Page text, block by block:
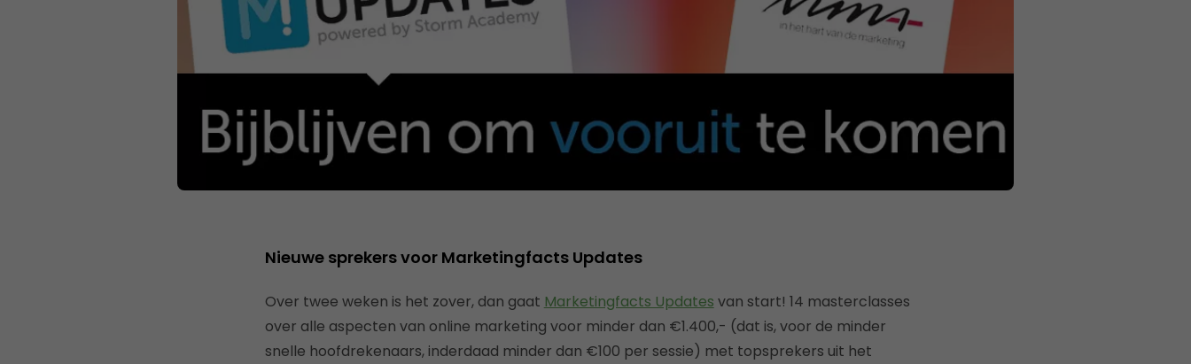
Nieuwe sprekers voor Marketingfacts Updates
Over twee weken is het zover, dan gaat Marketingfacts Updates van start! 14 masterclasses
over alle aspecten van online marketing voor minder dan €1.400,- (dat is, voor de minder
snelle hoofdrekenaars, inderdaad minder dan €100 per sessie) met topsprekers uit het